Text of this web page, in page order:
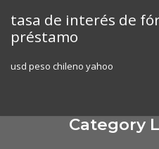
content
tasa de interés de
préstamo
usd peso chileno yahoo
Category